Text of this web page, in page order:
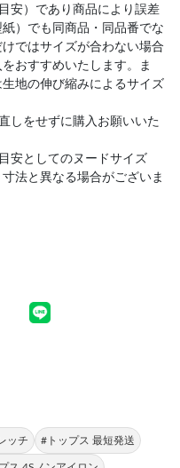
安）であり商品により誤差
）でも同商品・同品番でな
ではサイズが合わない場合
おすすめいたします。ま
地の伸び縮みによるサイズ
しをせずに購入お願いいた
安としてのヌードサイズ
法と異なる場合がございま
ッチ #トップス 最短発送